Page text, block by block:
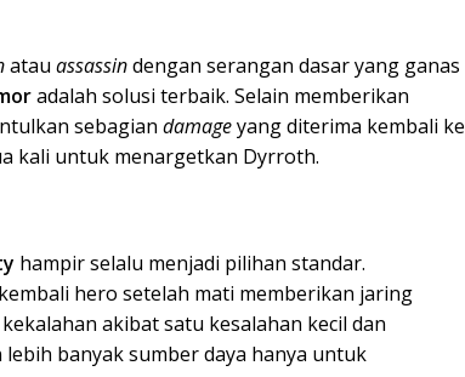
atau assassindengan serangan dasar yang ganas
adalah solusi terbaik. Selain memberikan
sebagian damageyang diterima kembali ke
kali untuk menargetkan Dyrroth.
hampir selalu menjadi pilihan standar.
hero setelah mati memberikan jaring
akibat satu kesalahan kecil dan
banyak sumber daya hanya untuk